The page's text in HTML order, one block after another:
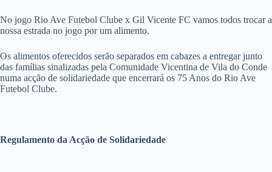
No jogo Rio Ave Futebol Clube x Gil Vicente FC vamos todos trocar a
nossa estrada no jogo por um alimento.
Os alimentos oferecidos serão separados em cabazes a entregar junto
das famílias sinalizadas pela Comunidade Vicentina de Vila do Conde
numa acção de solidariedade que encerrará os 75 Anos do Rio Ave
Futebol Clube.
Regulamento da Acção de Solidariedade